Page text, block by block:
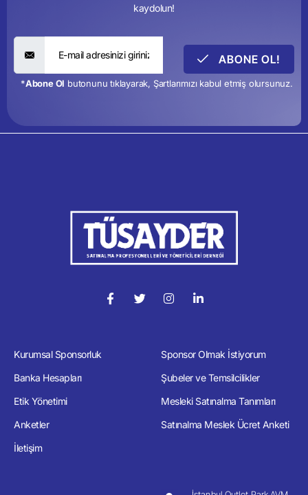
kaydolun!
ABONE OL!
*Abone Ol butonunu tıklayarak, Şartlarımızı kabul etmiş olursunuz.
Kurumsal Sponsorluk
Banka Hesapları
Etik Yönetimi
Anketler
İletişim
Sponsor Olmak İstiyorum
Şubeler ve Temsilcilikler
Mesleki Satınalma Tanımları
Satınalma Meslek Ücret Anketi